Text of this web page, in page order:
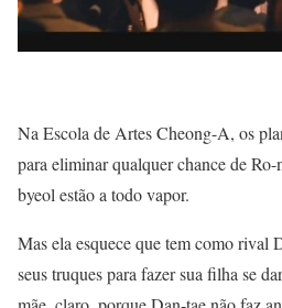
Na Escola de Artes Cheong-A, os
para eliminar qualquer chance de
byeol estão a todo vapor.
Mas ela esquece que tem como rival
seus truques para fazer sua filha se